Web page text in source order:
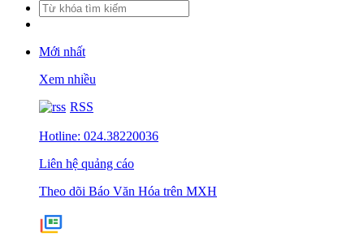
Mới nhất
Xem nhiều
RSS
Hotline: 024.38220036
Liên hệ quảng cáo
Theo dõi Báo Văn Hóa trên MXH